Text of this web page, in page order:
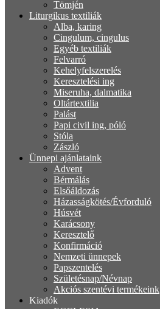
Tömjén
Liturgikus textiliák
Alba, karing
Cingulum, cingulus
Egyéb textiliák
Felvarró
Kehelyfelszerelés
Keresztelési ing
Miseruha, dalmatika
Oltártextilia
Palást
Papi civil ing, póló
Stóla
Zászló
Ünnepi ajánlataink
Advent
Bérmálás
Elsőáldozás
Házasságkötés/Évforduló
Húsvét
Karácsony
Keresztelő
Konfirmáció
Nemzeti ünnepek
Papszentelés
Születésnap/Névnap
Akciós szentévi termékeink
Kiadók